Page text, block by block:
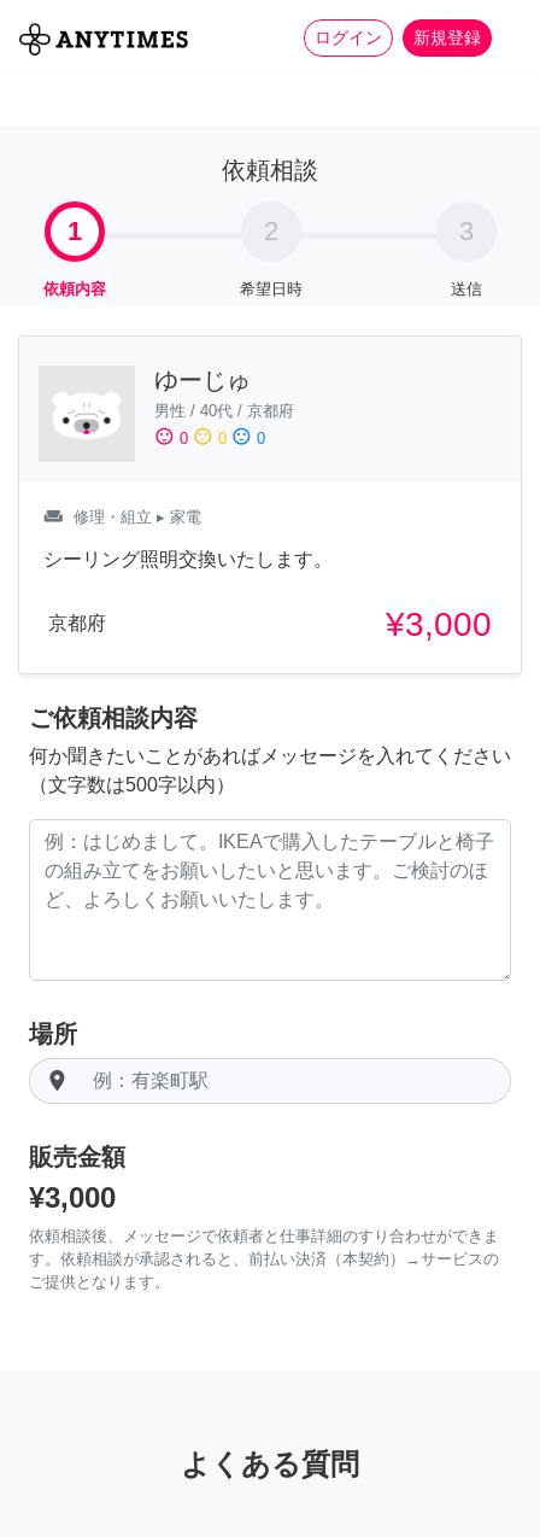
ログイン 新規登録
全て 家事 more_horiz
依頼相談
1
依頼内容
2
希望日時
3
送信
ゆーじゅ
男性 / 40代 / 京都府
sentiment_satisfied 0 sentiment_neutral 0 sentiment_dissatisfied 0
weekend 修理・組立 ▸ 家電
シーリング照明交換いたします。
京都府 ¥3,000
ご依頼相談内容
何か聞きたいことがあればメッセージを入れてください
（文字数は500字以内）
場所
room
販売金額
¥3,000
依頼相談後、メッセージで依頼者と仕事詳細のすり合わせができま
す。依頼相談が承認されると、前払い決済（本契約）→サービスの
ご提供となります。
よくある質問